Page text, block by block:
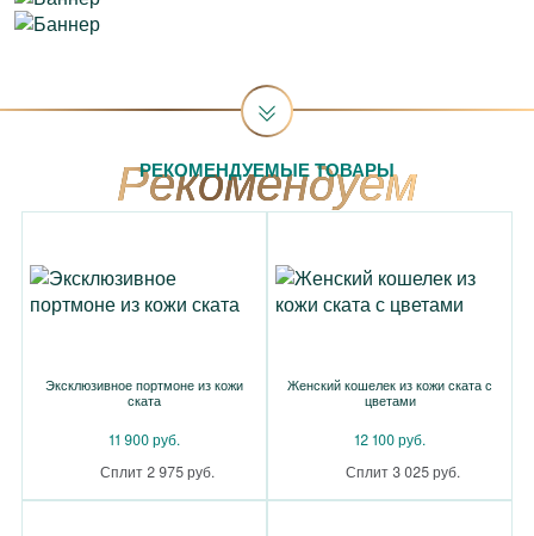
РЕКОМЕНДУЕМЫЕ ТОВАРЫ
Эксклюзивное портмоне из кожи
ската
11 900 руб.
Сплит 2 975 руб.
Женский кошелек из кожи ската с
цветами
12 100 руб.
Сплит 3 025 руб.